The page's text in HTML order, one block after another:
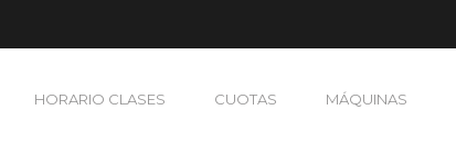
HORARIO CLASES CUOTAS MÁQUINAS